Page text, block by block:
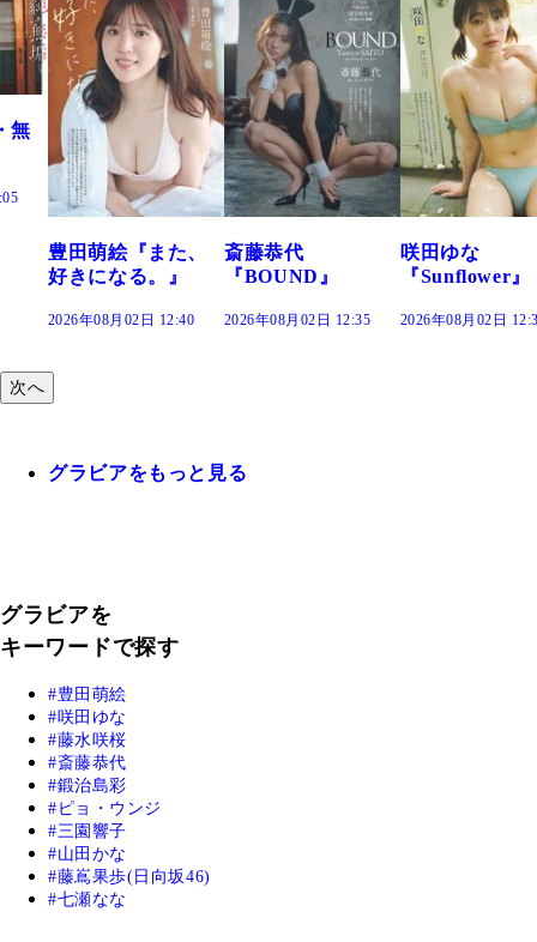
斎藤恭代
『BOUND』
2026年08月02日 12:35
咲田ゆな
『Sunflower』
2026年08月02日 12:30
藤水咲桜『花
だまり』
2026年08月02日
次へ
グラビアをもっと見る
グラビアを
キーワードで探す
豊田萌絵
咲田ゆな
藤水咲桜
斎藤恭代
鍛治島彩
ピョ・ウンジ
三園響子
山田かな
藤嶌果歩(日向坂46)
七瀬なな